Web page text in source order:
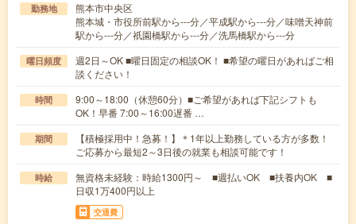
勤務地
熊本市中央区
熊本城・市役所前駅から---分／平成駅から---分／味噌天神前
駅から---分／祇園橋駅から---分／洗馬橋駅から---分
曜日頻度
週2日～OK ■曜日固定の相談OK！ ■希望の曜日があればご相
談ください！
時間
9:00～18:00（休憩60分）■ご希望があれば下記シフトも
OK！早番 7:00～16:00遅番 …
期間
【積極採用中！急募！】＊1年以上勤務している方が多数！
ご応募から最短2～3日後の就業も相談可能です！
時給
無資格未経験：時給1300円～ ■週払いOK ■扶養内OK ■
日収1万400円以上
交通費